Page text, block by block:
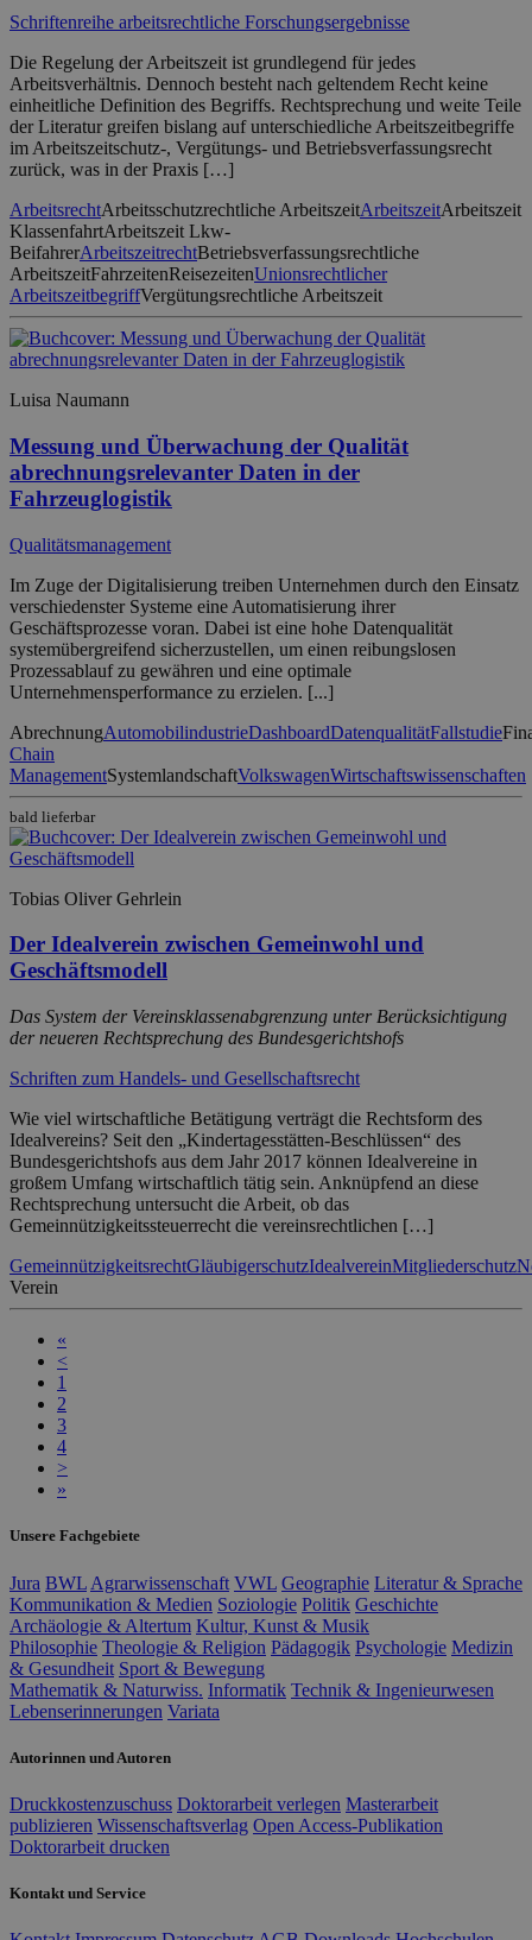
Schriftenreihe arbeitsrechtliche Forschungsergebnisse
Die Regelung der Arbeitszeit ist grundlegend für jedes
Arbeitsverhältnis. Dennoch besteht nach geltendem Recht keine
einheitliche Definition des Begriffs. Rechtsprechung und weite Teile
der Literatur greifen bislang auf unterschiedliche Arbeitszeitbegriffe
im Arbeitszeitschutz-, Vergütungs- und Betriebsverfassungsrecht
zurück, was in der Praxis […]
ArbeitsrechtArbeitsschutzrechtliche ArbeitszeitArbeitszeitArbeitszeit
KlassenfahrtArbeitszeit Lkw-
BeifahrerArbeitszeitrechtBetriebsverfassungsrechtliche
ArbeitszeitFahrzeitenReisezeitenUnionsrechtlicher
ArbeitszeitbegriffVergütungsrechtliche Arbeitszeit
Luisa Naumann
Messung und Überwachung der Qualität
abrechnungsrelevanter Daten in der
Fahrzeuglogistik
Qualitätsmanagement
Im Zuge der Digitalisierung treiben Unternehmen durch den Einsatz
verschiedenster Systeme eine Automatisierung ihrer
Geschäftsprozesse voran. Dabei ist eine hohe Datenqualität
systemübergreifend sicherzustellen, um einen reibungslosen
Prozessablauf zu gewähren und eine optimale
Unternehmensperformance zu erzielen. [...]
AbrechnungAutomobilindustrieDashboardDatenqualitätFallstudie
Chain
ManagementSystemlandschaftVolkswagenWirtschaftswissenschaften
bald lieferbar
Tobias Oliver Gehrlein
Der Idealverein zwischen Gemeinwohl und
Geschäftsmodell
Das System der Vereinsklassenabgrenzung unter Berücksichtigung
der neueren Rechtsprechung des Bundesgerichtshofs
Schriften zum Handels- und Gesellschaftsrecht
Wie viel wirtschaftliche Betätigung verträgt die Rechtsform des
Idealvereins? Seit den „Kindertagesstätten-Beschlüssen“ des
Bundesgerichtshofs aus dem Jahr 2017 können Idealvereine in
großem Umfang wirtschaftlich tätig sein. Anknüpfend an diese
Rechtsprechung untersucht die Arbeit, ob das
Gemeinnützigkeitssteuerrecht die vereinsrechtlichen […]
GemeinnützigkeitsrechtGläubigerschutzIdealvereinMitgliederschutz
Verein
«
<
1
2
3
4
>
»
Unsere Fachgebiete
Jura BWL Agrarwissenschaft VWL Geographie Literatur & Sprache
Kommunikation & Medien Soziologie Politik Geschichte
Archäologie & Altertum Kultur, Kunst & Musik
Philosophie Theologie & Religion Pädagogik Psychologie Medizin
& Gesundheit Sport & Bewegung
Mathematik & Naturwiss. Informatik Technik & Ingenieurwesen
Lebenserinnerungen Variata
Autorinnen und Autoren
Druckkostenzuschuss Doktorarbeit verlegen Masterarbeit
publizieren Wissenschaftsverlag Open Access-Publikation
Doktorarbeit drucken
Kontakt und Service